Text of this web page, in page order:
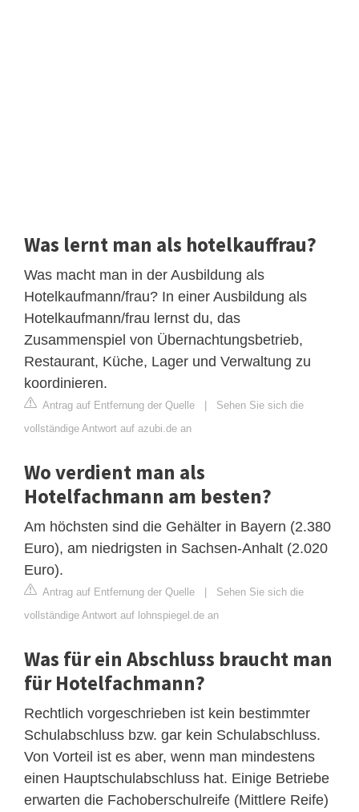
Was lernt man als hotelkauffrau?
Was macht man in der Ausbildung als
Hotelkaufmann/frau? In einer Ausbildung als
Hotelkaufmann/frau lernst du, das
Zusammenspiel von Übernachtungsbetrieb,
Restaurant, Küche, Lager und Verwaltung zu
koordinieren.
Antrag auf Entfernung der Quelle | Sehen Sie sich die
vollständige Antwort auf azubi.de an
Wo verdient man als
Hotelfachmann am besten?
Am höchsten sind die Gehälter in Bayern (2.380
Euro), am niedrigsten in Sachsen-Anhalt (2.020
Euro).
Antrag auf Entfernung der Quelle | Sehen Sie sich die
vollständige Antwort auf lohnspiegel.de an
Was für ein Abschluss braucht man
für Hotelfachmann?
Rechtlich vorgeschrieben ist kein bestimmter
Schulabschluss bzw. gar kein Schulabschluss.
Von Vorteil ist es aber, wenn man mindestens
einen Hauptschulabschluss hat. Einige Betriebe
erwarten die Fachoberschulreife (Mittlere Reife)